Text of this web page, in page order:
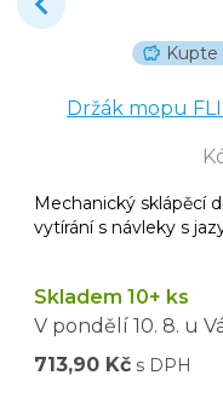
Kupte
Držák mopu
Mechanický sklápěcí
vytírání s návleky s
Skladem 10+ ks
V pondělí 10. 8. u
713,90 Kč s DPH